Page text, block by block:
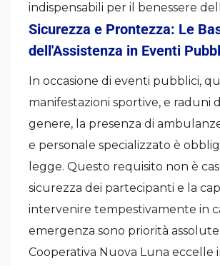
indispensabili per il benessere
Sicurezza e Prontezza: Le
dell'Assistenza in Eventi
In occasione di eventi pubblici,
manifestazioni sportive, e raduni
genere, la presenza di
e personale specializzato è
legge. Questo requisito non è
sicurezza dei partecipanti e la
intervenire tempestivamente in
emergenza sono priorità
Cooperativa Nuova Luna eccelle